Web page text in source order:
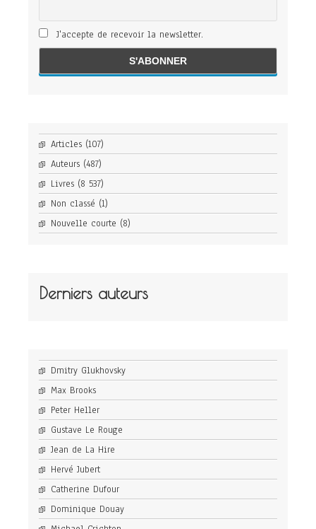
J'accepte de recevoir la newsletter.
Articles (107)
Auteurs (487)
Livres (8 537)
Non classé (1)
Nouvelle courte (8)
Derniers auteurs
Dmitry Glukhovsky
Max Brooks
Peter Heller
Gustave Le Rouge
Jean de La Hire
Hervé Jubert
Catherine Dufour
Dominique Douay